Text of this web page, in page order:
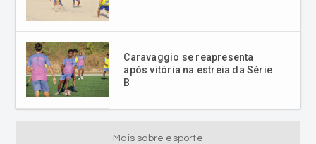
Caravaggio se reapresenta
após vitória na estreia da Série
B
Mais sobre esporte